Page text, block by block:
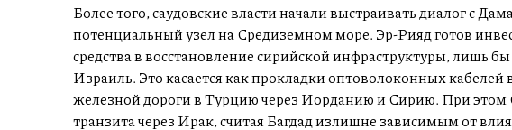
Более того, саудовские власти начали выстраивать диалог с
потенциальный узел на Средиземном море. Эр-Рияд готов
средства в восстановление сирийской инфраструктуры, лишь
Израиль. Это касается как прокладки оптоволоконных
железной дороги в Турцию через Иорданию и Сирию. При этом
транзита через Ирак, считая Багдад излишне зависимым от